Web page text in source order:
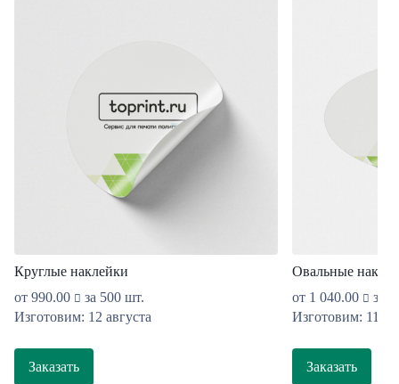
Круглые наклейки
от 990.00
за 500 шт.
Изготовим: 12 августа
Заказать
Овальные
от 1 040.00
за
Изготовим: 11
Заказать